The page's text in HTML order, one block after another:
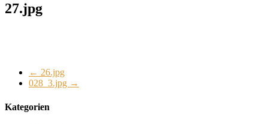
27.jpg
← 26.jpg
028_3.jpg →
Kategorien